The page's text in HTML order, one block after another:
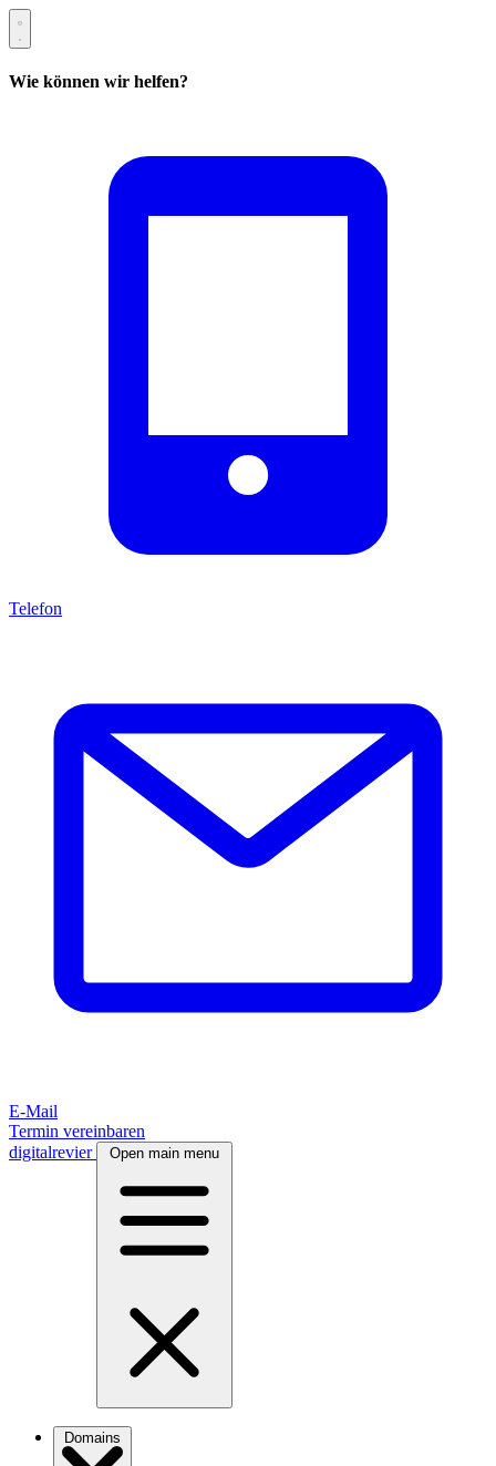
Wie können wir helfen?
Telefon
E-Mail
Termin vereinbaren
digitalrevier
Open main menu
Domains